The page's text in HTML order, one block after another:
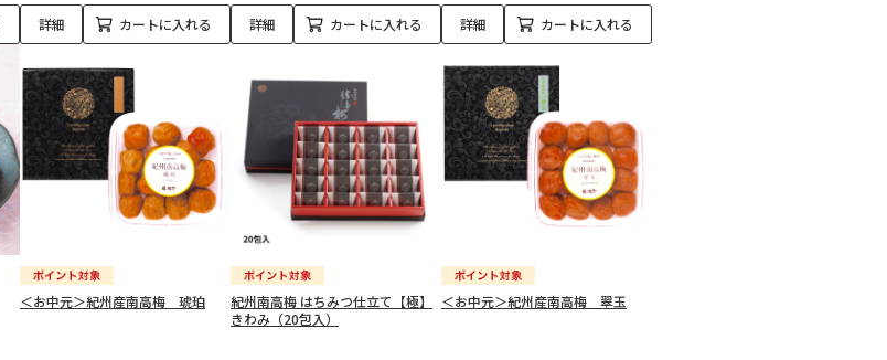
詳細 カートに入れる 詳細 カートに入れる 詳細 カートに入れる
＜お中元＞紀州産南高梅 琥珀
紀州南高梅 はちみつ仕立て【極】
きわみ（20包入）
＜お中元＞紀州産南高梅 翠玉